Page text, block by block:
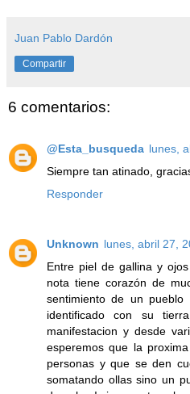
Juan Pablo Dardón
Compartir
6 comentarios:
@Esta_busqueda lunes,
Siempre tan atinado,
Responder
Unknown lunes, abril 27,
Entre piel de gallina y
nota tiene corazón de
sentimiento de un
identificado con su
manifestacion y desde
esperemos que la
personas y que se den
somatando ollas sino un